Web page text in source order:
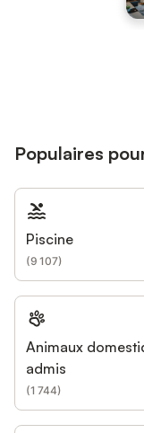
Populaires
Piscine
(9 107)
Animaux
admis
(1 744)